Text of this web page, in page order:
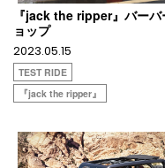
『jack the ripper』バーバ
ョップ
2023.05.15
TEST RIDE
『jack the ripper』